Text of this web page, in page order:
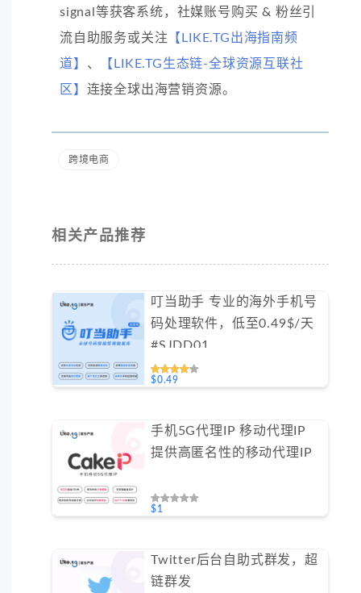
signal等获客系统，社媒账号购买 & 粉丝引
流自助服务或关注 【LIKE.TG出海指南频
道】 、
【LIKE.TG生态链-全球资源互联社
区】 连接全球出海营销资源。
跨境电商
相关产品推荐
叮当助手 专业的海外手机号
码处理软件，低至0.49$/天
#SJDD01
$0.49
手机5G代理IP 移动代理IP
提供高匿名性的移动代理IP
$1
Twitter后台自助式群发，超
链群发